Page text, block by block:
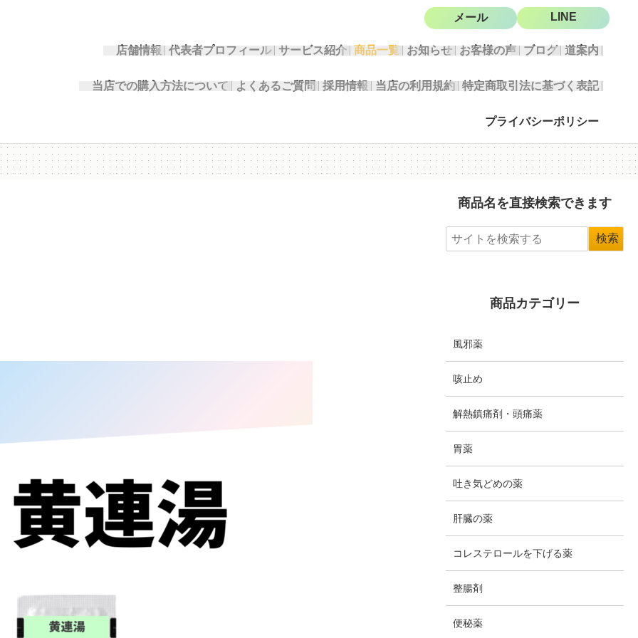
店舗情報 代表者プロフィール サービス紹介 商品一覧 お知らせ お客様の声 ブログ 道案内
当店での購入方法について よくあるご質問 採用情報 当店の利用規約 特定商取引法に基づく表記
プライバシーポリシー
メール LINE
商品名を直接検索できます
商品カテゴリー
風邪薬
咳止め
解熱鎮痛剤・頭痛薬
胃薬
吐き気どめの薬
肝臓の薬
コレステロールを下げる薬
整腸剤
便秘薬